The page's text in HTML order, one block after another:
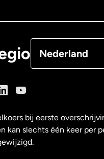
Nederland
bij eerste
kan slechts één keer per